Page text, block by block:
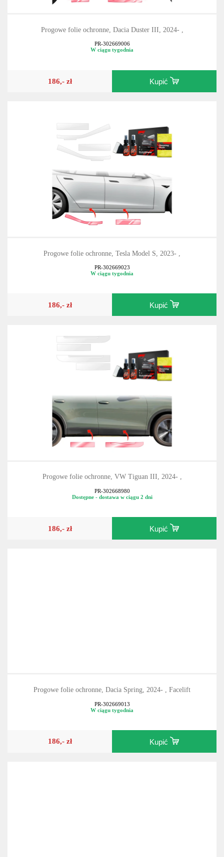
Progowe folie ochronne, Dacia Duster III, 2024- ,
PR-302669006
W ciągu tygodnia
186,- zł Kupić
Progowe folie ochronne, Tesla Model S, 2023- ,
PR-302669023
W ciągu tygodnia
186,- zł Kupić
Progowe folie ochronne, VW Tiguan III, 2024- ,
PR-302668980
Dostępne - dostawa w ciągu 2 dni
186,- zł Kupić
Progowe folie ochronne, Dacia Spring, 2024- , Facelift
PR-302669013
W ciągu tygodnia
186,- zł Kupić